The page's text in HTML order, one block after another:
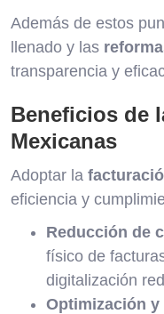
Además de estos
llenado y las
transparencia y
Beneficios de
Mexicanas
Adoptar la
eficiencia y
Reducción de
físico de
digitalización
Optimización